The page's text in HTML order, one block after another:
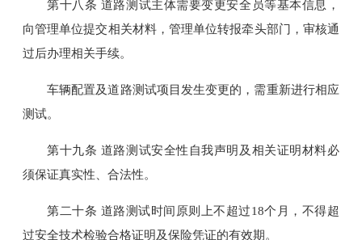
第十八条 道路测试主体需要变更安全员等基本信息，
向管理单位提交相关材料，管理单位转报牵头部门，审核通
过后办理相关手续。
车辆配置及道路测试项目发生变更的，需重新进行相应
测试。
第十九条 道路测试安全性自我声明及相关证明材料必
须保证真实性、合法性。
第二十条 道路测试时间原则上不超过18个月，不得超
过安全技术检验合格证明及保险凭证的有效期。